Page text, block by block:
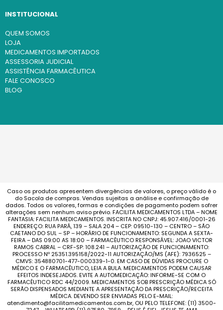
INSTITUCIONAL
QUEM SOMOS
LOJA
MEDICAMENTOS IMPORTADOS
ASSESSORIA JUDICIAL
ASSISTÊNCIA FARMACÊUTICA
FALE CONOSCO
BLOG
Caso os produtos apresentem divergências de valores, o preço válido é o
do Sacola de compras. Vendas sujeitas a análise e confirmação de
dados. Todos os valores, formas e condições de pagamento podem sofrer
alterações sem nenhum aviso prévio. FACILITA MEDICAMENTOS LTDA – NOME
FANTASIA: FACILITA MEDICAMENTOS. INSCRITA NO CNPJ: 45.907.416/0001-26
ENDEREÇO: RUA PARÁ, 139 – SALA 204 – CEP: 09510-130 – CENTRO – SÃO
CAETANO DO SUL – SP – HORÁRIO DE FUNCIONAMENTO: SEGUNDA A SEXTA-
FEIRA – DAS 09:00 AS 18:00 – FARMACÊUTICO RESPONSÁVEL: JOAO VICTOR
RAMOS CABRAL – CRF-SP: 108.241 – AUTORIZAÇÃO DE FUNCIONAMENTO:
PROCESSO Nº 25351.395158/2022-11 AUTORIZAÇÃO/MS (AFE): 7936525 –
CMVS: 354880701-477-000339-1-0. EM CASO DE DÚVIDAS PROCURE O
MÉDICO E O FARMACÊUTICO, LEIA A BULA. MEDICAMENTOS PODEM CAUSAR
EFEITOS INDESEJADOS. EVITE A AUTOMEDICAÇÃO: INFORME-SE COM O
FARMACÊUTICO RDC 44/2009. MEDICAMENTOS SOB PRESCRIÇÃO MÉDICA SÓ
SERÃO DISPENSADOS MEDIANTE A APRESENTAÇÃO DA PRESCRIÇÃO/RECEITA
MÉDICA. DEVENDO SER ENVIADAS PELO E-MAIL:
atendimento@facilitamedicamentos.com.br, OU PELO TELEFONE: (11) 3500-